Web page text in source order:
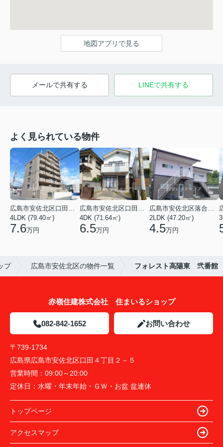
地図アプリで見る
メールで共有する LINEで共有する
よく見られている物件
広島市安佐北区口田３丁目
4LDK (79.40㎡)
7.6万円
広島市安佐北区口田５丁目
4DK (71.64㎡)
6.5万円
広島市安佐北区落合南９丁目
2LDK (47.20㎡)
4.5万円
プ 広島市安佐北区の物件一覧 フォレスト高陽東 弐番館
赤嶺住建株式会社 住まいるショップ
082-842-1652 お問い合わせ
〒739-1734
広島県広島市安佐北区口田４丁目２－５
営業時間： 09:00～20:00
定休日： 水曜・年末年始・ＧＷ・お盆 盆連休
トップページ
アクセスマップ